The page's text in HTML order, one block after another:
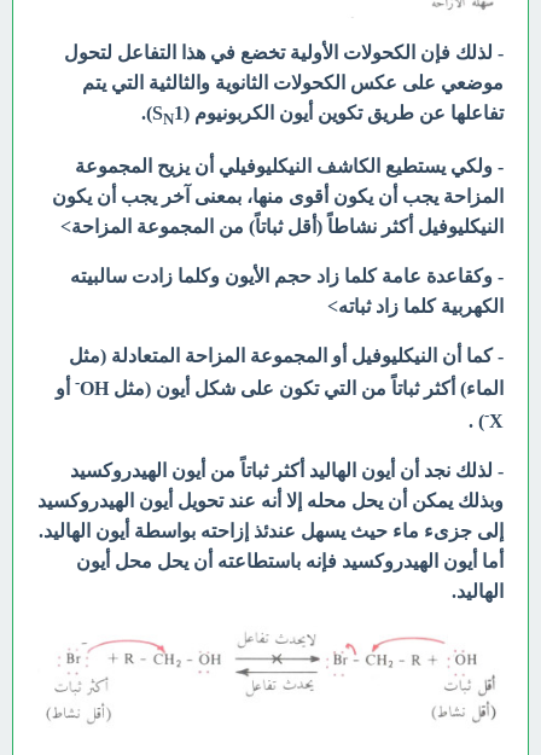
- لذلك فإن الكحولات الأولية تخضع في هذا التفاعل لتحول
موضعي على عكس الكحولات الثانوية والثالثية التي يتم
تفاعلها عن طريق تكوين أيون الكربونيوم (S N1).
- ولكي يستطيع الكاشف النيكليوفيلي أن يزيح المجموعة
المزاحة يجب أن يكون أقوى منها، بمعنى آخر يجب أن يكون
النيكليوفيل أكثر نشاطاً (أقل ثباتاً) من المجموعة المزاحة>
- وكقاعدة عامة كلما زاد حجم الأيون وكلما زادت سالبيته
الكهربية كلما زاد ثباته>
- كما أن النيكليوفيل أو المجموعة المزاحة المتعادلة (مثل
الماء) أكثر ثباتاً من التي تكون على شكل أيون (مثل OH
- أو
X
-
) .
- لذلك نجد أن أيون الهاليد أكثر ثباتاً من أيون الهيدروكسيد
وبذلك يمكن أن يحل محله إلا أنه عند تحويل أيون الهيدروكسيد
إلى جزىء ماء حيث يسهل عندئذ إزاحته بواسطة أيون الهاليد.
أما أيون الهيدروكسيد فإنه باستطاعته أن يحل محل أيون
الهاليد.